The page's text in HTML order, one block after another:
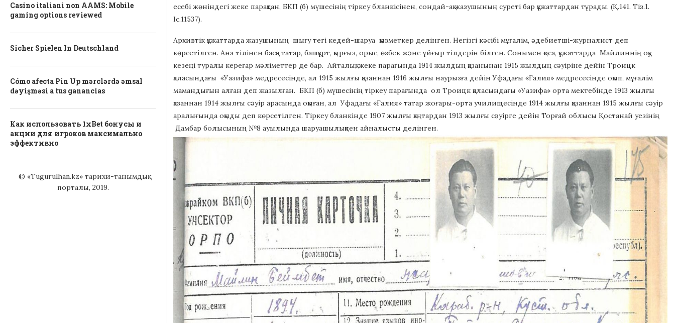
Casino italiani non AAMS: Mobile
gaming options reviewed
Sicher Spielen In Deutschland
Cómo afecta Pin Up mərclərdə əmsal
dəyişməsi a tus ganancias
Как использовать 1xBet бонусы и
акции для игроков максимально
эффективно
© «Tugurulhan.kz» тарихи-танымдық
порталы, 2019.
есебі жөніндегі жеке парақтан, БКП (б) мүшесінің тіркеу бланкісінен, сондай-ақ жазушының суреті бар құжаттардан тұрады. (Қ.141. Тіз.1.
Іс.11537).
Архивтік құжаттарда жазушының шығу тегі кедей-шаруа қызметкер делінген. Негізгі кәсібі мұғалім, әдебиетші-журналист деп
көрсетілген. Ана тілінен басқа татар, башқұрт, қырғыз, орыс, өзбек және ұйғыр тілдерін білген. Сонымен қоса, құжаттарда Майлиннің оқу
кезеңі туралы кереғар мәліметтер де бар. Айталық, жеке парағында 1914 жылдың қазанынан 1915 жылдың сәуіріне дейін Троицк
қаласындағы «Уазифа» медресесінде, ал 1915 жылғы қазаннан 1916 жылғы наурызға дейін Уфадағы «Ғалия» медресесінде оқып, мұғалім
мамандығын алған деп жазылған. БКП (б) мүшесінің тіркеу парағында ол Троицк қаласындағы «Уазифа» орта мектебінде 1913 жылғы
қазаннан 1914 жылғы сәуір арасында оқыған, ал Уфадағы «Ғалия» татар жоғары-орта училищесінде 1914 жылғы қазаннан 1915 жылғы сәуір
аралығында оқыды деп көрсетілген. Тіркеу бланкінде 1907 жылғы қаңтардан 1913 жылғы сәуірге дейін Торғай облысы Қостанай уезінің
Дамбар болысының №8 ауылында шаруашылықпен айналысты делінген.